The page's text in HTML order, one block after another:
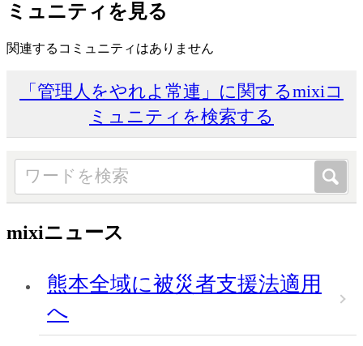
ミュニティを見る
関連するコミュニティはありません
「管理人をやれよ常連」に関するmixiコ
ミュニティを検索する
mixiニュース
熊本全域に被災者支援法適用
へ